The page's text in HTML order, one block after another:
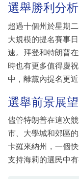
選舉勝利分析
超過十個州於星期
大規模的提名賽事
速。拜登和特朗普
時也有更多值得慶
中，離黨內提名更近
選舉前景展望
儘管特朗普在這次
市、大學城和郊區
卡羅來納州，一個
支持海莉的選民中